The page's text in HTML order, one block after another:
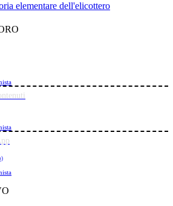
elementare dell'elicottero